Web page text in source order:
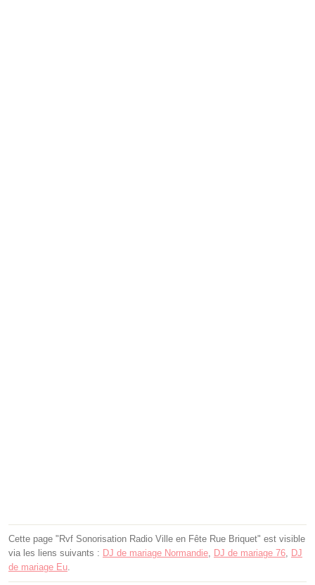
Cette page "Rvf Sonorisation Radio Ville en Fête Rue Briquet" est visible
via les liens suivants : DJ de mariage Normandie, DJ de mariage 76, DJ
de mariage Eu.